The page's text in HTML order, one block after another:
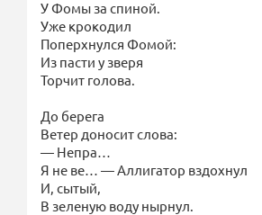
У Фомы за спиной.
Уже крокодил
Поперхнулся Фомой:
Из пасти у зверя
Торчит голова.
До берега
Ветер доносит слова:
— Непра…
Я не ве… — Аллигатор вздохнул
И, сытый,
В зеленую воду нырнул.